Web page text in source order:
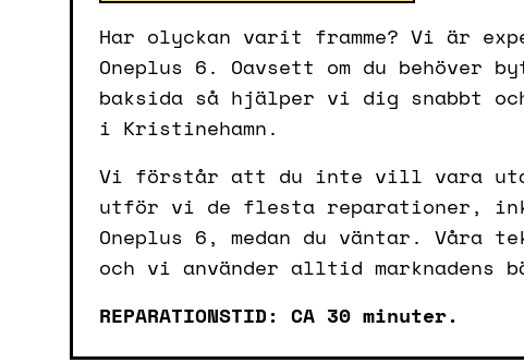
Har olyckan varit framme? Vi är
Oneplus 6. Oavsett om du behöver
baksida så hjälper vi dig snabbt
i Kristinehamn.
Vi förstår att du inte vill vara
utför vi de flesta reparationer,
Oneplus 6, medan du väntar. Våra
och vi använder alltid marknadens
REPARATIONSTID: CA 30 minuter.